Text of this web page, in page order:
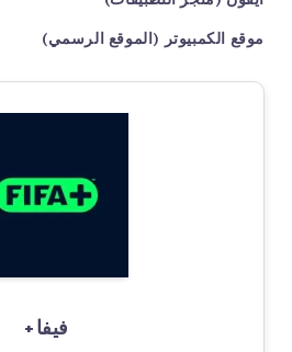
موقع الكمبيوتر (الموقع الرسمي)
فيفا+